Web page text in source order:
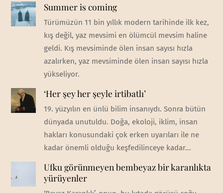
Summer is coming
Türümüzün 11 bin yıllık modern tarihinde ilk kez,
kış değil, yaz mevsimi en ölümcül mevsim haline
geldi. Kış mevsiminde ölen insan sayısı hızla
azalırken, yaz mevsiminde ölen insan sayısı hızla
yükseliyor.
‘Her şey her şeyle irtibatlı’
19. yüzyılın en ünlü bilim insanıydı. Sonra bütün
dünyada unutuldu. Doğa, ekoloji, iklim, insan
hakları konusundaki çok erken uyarıları ile ne
kadar önemli olduğu keşfedilinceye kadar...
Ufku görünmeyen bembeyaz bir karanlıkta
yürüyenler